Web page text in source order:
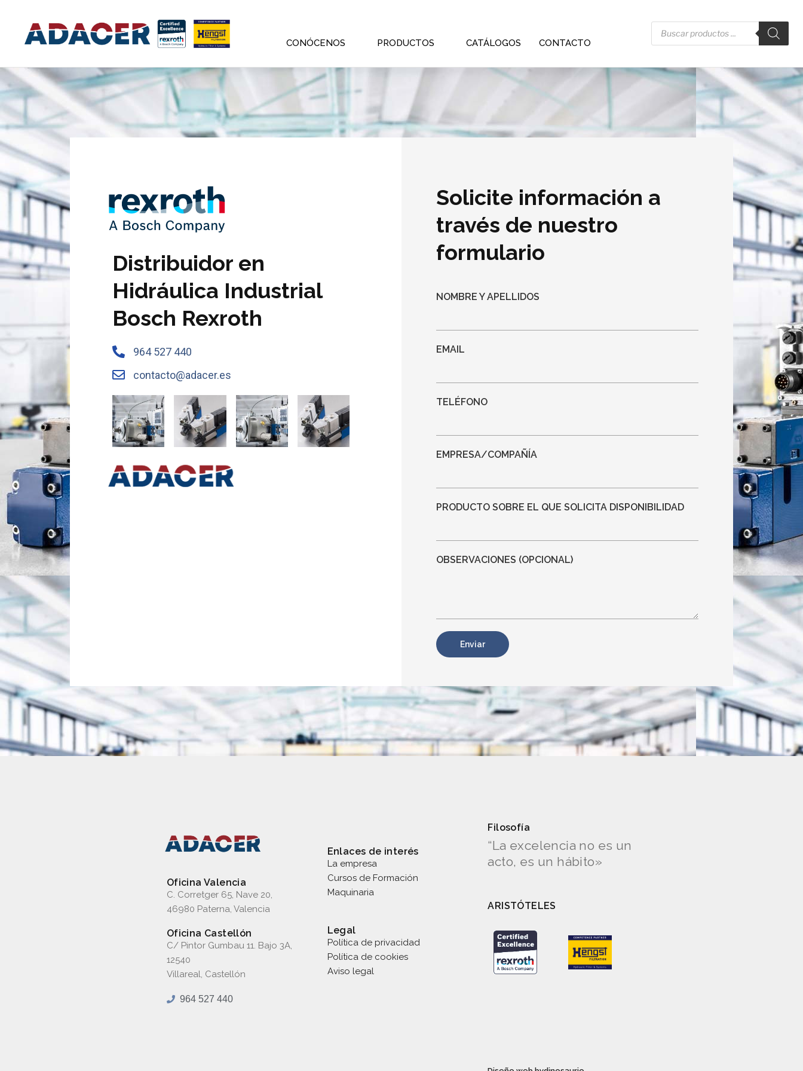
CONÓCENOS PRODUCTOS CATÁLOGOS CONTACTO
Distribuidor en
Hidráulica Industrial
Bosch Rexroth
964 527 440
contacto@adacer.es
Solicite información a
través de nuestro
formulario
NOMBRE Y APELLIDOS
EMAIL
TELÉFONO
EMPRESA/COMPAÑÍA
PRODUCTO SOBRE EL QUE SOLICITA DISPONIBILIDAD
OBSERVACIONES (OPCIONAL)
Oficina Valencia
C. Corretger 65, Nave 20,
46980 Paterna, Valencia
Oficina Castellón
C/ Pintor Gumbau 11. Bajo 3A,
12540
Villareal, Castellón
964 527 440
Enlaces de interés
La empresa
Cursos de Formación
Maquinaria
Legal
Política de privacidad
Política de cookies
Aviso legal
Filosofía
“La excelencia no es un
acto, es un hábito»
ARISTÓTELES